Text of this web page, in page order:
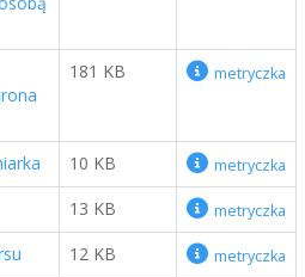
181 KB metryczka
10 KB metryczka
13 KB metryczka
12 KB metryczka